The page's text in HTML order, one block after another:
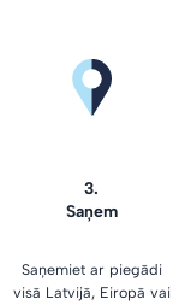
3.
Saņem
Saņemiet ar piegādi
visā Latvijā, Eiropā vai